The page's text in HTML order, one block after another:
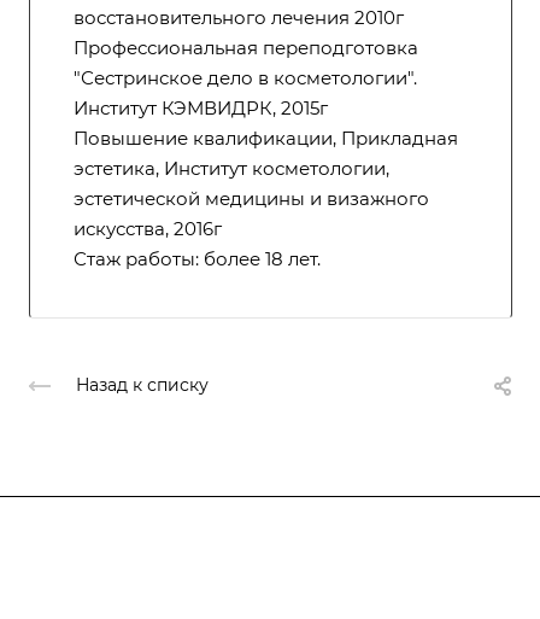
восстановительного лечения 2010г
Профессиональная переподготовка
"Сестринское дело в косметологии".
Институт КЭМВИДРК, 2015г
Повышение квалификации, Прикладная
эстетика, Институт косметологии,
эстетической медицины и визажного
искусства, 2016г
Стаж работы: более 18 лет.
Назад к списку